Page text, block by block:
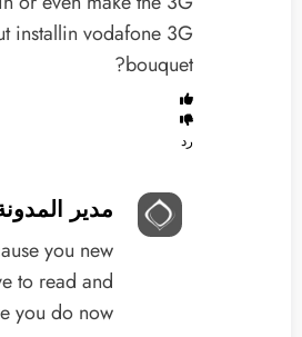
installin vodafone 3G
bouquet?
رد
مدير
you new
to read and
you do now.